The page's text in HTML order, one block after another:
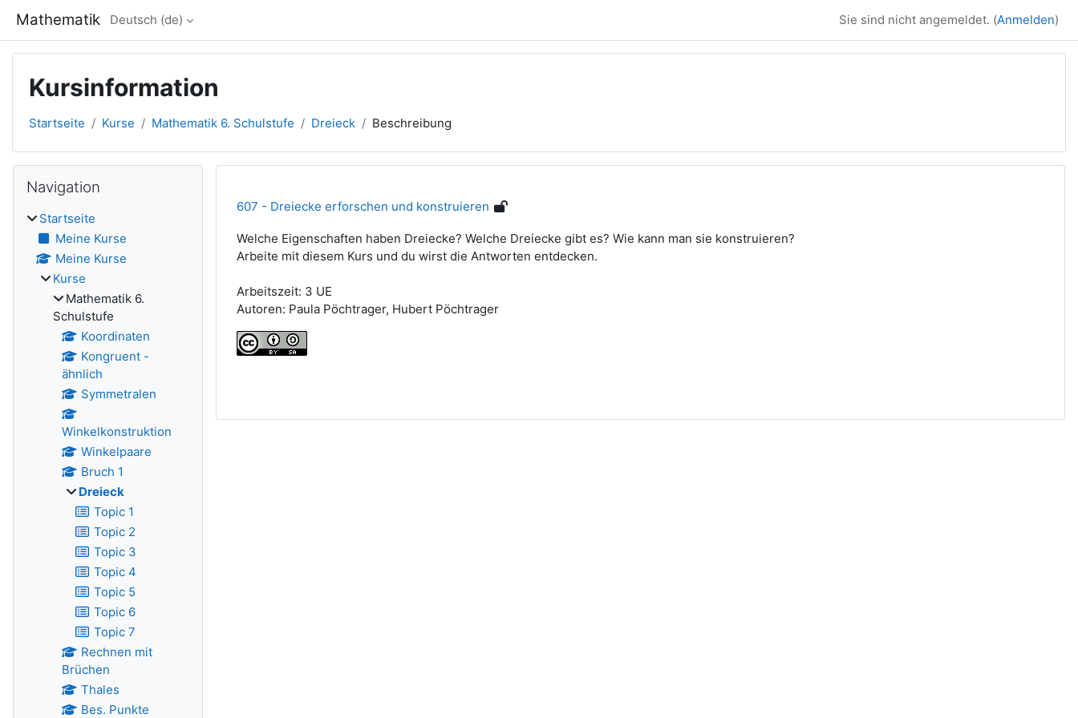
Mathematik Deutsch ‎(de)‎ Sie sind nicht angemeldet. (Anmelden)
Kursinformation
Startseite Kurse Mathematik 6. Schulstufe Dreieck Beschreibung
607 - Dreiecke erforschen und konstruieren
Welche Eigenschaften haben Dreiecke? Welche Dreiecke gibt es? Wie kann man sie konstruieren?
Arbeite mit diesem Kurs und du wirst die Antworten entdecken.
Arbeitszeit: 3 UE
Autoren: Paula Pöchtrager, Hubert Pöchtrager
Blöcke
Navigation
Startseite
Meine Kurse
Meine Kurse
Kurse
Mathematik 6.
Schulstufe
Koordinaten
Kongruent -
ähnlich
Symmetralen
Winkelkonstruktion
Winkelpaare
Bruch 1
Dreieck
Topic 1
Topic 2
Topic 3
Topic 4
Topic 5
Topic 6
Topic 7
Rechnen mit
Brüchen
Thales
Bes. Punkte